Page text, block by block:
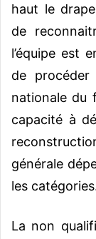
haut le
de
l’équipe est
de procéder
nationale du
capacité à
générale
les
La non